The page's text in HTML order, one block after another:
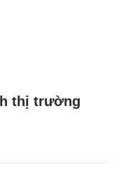
thị trường